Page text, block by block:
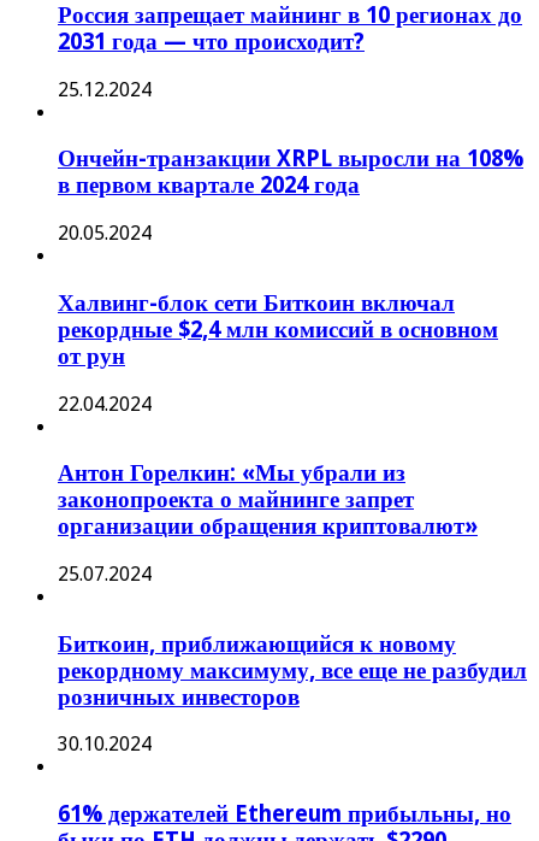
Россия запрещает майнинг в 10 регионах до
2031 года — что происходит?
25.12.2024
Ончейн-транзакции XRPL выросли на 108%
в первом квартале 2024 года
20.05.2024
Халвинг-блок сети Биткоин включал
рекордные $2,4 млн комиссий в основном
от рун
22.04.2024
Антон Горелкин: «Мы убрали из
законопроекта о майнинге запрет
организации обращения криптовалют»
25.07.2024
Биткоин, приближающийся к новому
рекордному максимуму, все еще не разбудил
розничных инвесторов
30.10.2024
61% держателей Ethereum прибыльны, но